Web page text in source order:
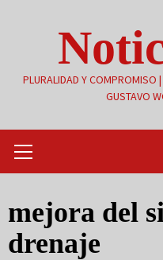
PLURALIDAD Y COMPROMISO
GUSTAVO
primario
mejora del
drenaje